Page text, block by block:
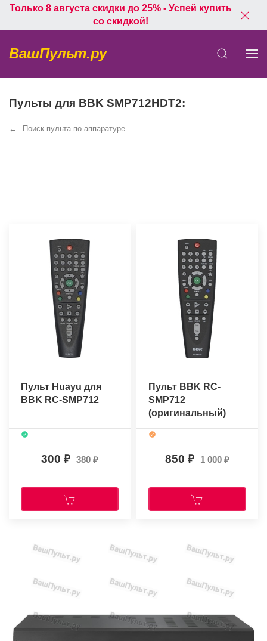
Только 8 августа скидки до 25% - Успей купить
со скидкой!
ВашПульт.ру
Пульты для BBK SMP712HDT2:
Поиск пульта по аппаратуре
Пульт Huayu для
BBK RC-SMP712
300 380
Пульт BBK RC-
SMP712
(оригинальный)
850 1 000